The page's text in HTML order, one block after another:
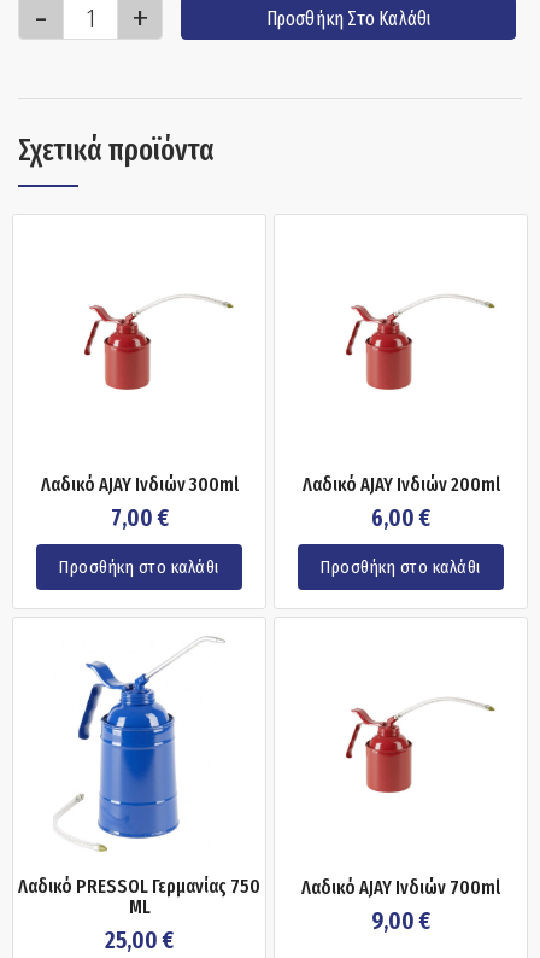
Προσθήκη Στο Καλάθι
Σχετικά προϊόντα
Λαδικό AJAY Ινδιών 300ml
7,00€
Προσθήκη στο καλάθι
Λαδικό AJAY Ινδιών 200ml
6,00€
Προσθήκη στο καλάθι
Λαδικό PRESSOL Γερμανίας 750
ML
25,00€
Λαδικό AJAY Ινδιών 700ml
9,00€